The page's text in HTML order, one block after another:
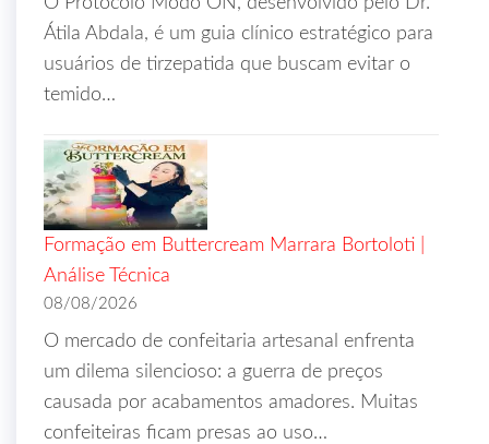
Átila Abdala, é um guia clínico estratégico para
usuários de tirzepatida que buscam evitar o
temido…
Formação em Buttercream Marrara Bortoloti |
Análise Técnica
08/08/2026
O mercado de confeitaria artesanal enfrenta
um dilema silencioso: a guerra de preços
causada por acabamentos amadores. Muitas
confeiteiras ficam presas ao uso…